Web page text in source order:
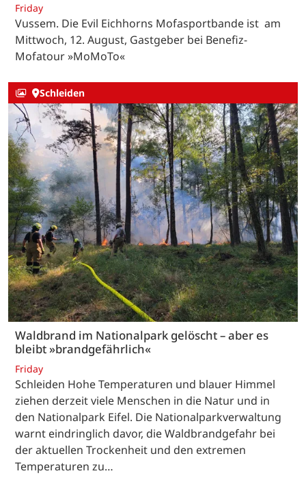
Friday
Vussem. Die Evil Eichhorns Mofasportbande ist am
Mittwoch, 12. August, Gastgeber bei Benefiz-
Mofatour »MoMoTo«
Schleiden
Waldbrand im Nationalpark gelöscht – aber es
bleibt »brandgefährlich«
Friday
Schleiden Hohe Temperaturen und blauer Himmel
ziehen derzeit viele Menschen in die Natur und in
den Nationalpark Eifel. Die Nationalparkverwaltung
warnt eindringlich davor, die Waldbrandgefahr bei
der aktuellen Trockenheit und den extremen
Temperaturen zu…